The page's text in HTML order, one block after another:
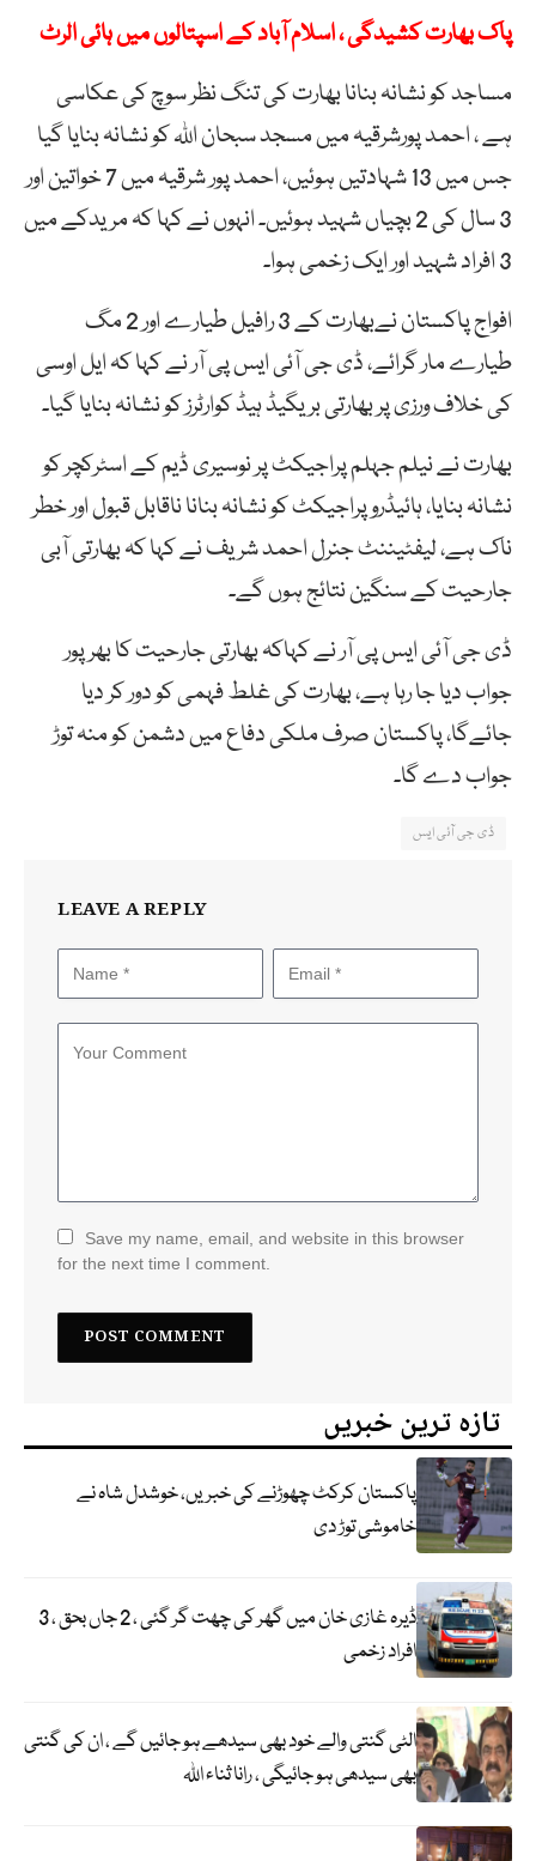
پاک بھارت کشیدگی ، اسلام آباد کے اسپتالوں میں ہائی الرٹ
مساجد کو نشانہ بنانا بھارت کی تنگ نظر سوچ کی عکاسی
ہے ، احمد پورشرقیہ میں مسجد سبحان اللہ کو نشانہ بنایا گیا
جس میں 13 شہادتیں ہوئیں، احمد پور شرقیہ میں 7 خواتین اور
3 سال کی 2 بچیاں شہید ہوئیں۔ انہوں نے کہا کہ مریدکے میں
3 افراد شہید اور ایک زخمی ہوا۔
افواج پاکستان نےبھارت کے 3 رافیل طیارے اور 2 مگ
طیارے مار گرائے، ڈی جی آئی ایس پی آر نے کہا کہ ایل اوسی
کی خلاف ورزی پر بھارتی بریگیڈ ہیڈ کوارٹرز کو نشانہ بنایا گیا۔
بھارت نے نیلم جہلم پراجیکٹ پر نوسیری ڈیم کے اسٹرکچر کو
نشانہ بنایا، ہائیڈرو پراجیکٹ کو نشانہ بنانا ناقابل قبول اور خطر
ناک ہے، لیفٹیننٹ جنرل احمد شریف نے کہا کہ بھارتی آبی
جارحیت کے سنگین نتائج ہوں گے۔
ڈی جی آئی ایس پی آر نے کہاکہ بھارتی جارحیت کا بھرپور
جواب دیا جا رہا ہے، بھارت کی غلط فہمی کو دور کر دیا
جائےگا، پاکستان صرف ملکی دفاع میں دشمن کو منہ توڑ
جواب دے گا۔
ڈی جی آئی ایس
LEAVE A REPLY
Save my name, email, and website in this browser
for the next time I comment.
تازہ ترین خبریں
پاکستان کرکٹ چھوڑنے کی خبریں، خوشدل شاہ نے
خاموشی توڑ دی
ڈیرہ غازی خان میں گھر کی چھت گر گئی ، 2 جاں بحق ، 3
افراد زخمی
الٹی گنتی والے خود بھی سیدھے ہو جائیں گے ، ان کی گنتی
بھی سیدھی ہو جائیگی ، رانا ثناء اللہ